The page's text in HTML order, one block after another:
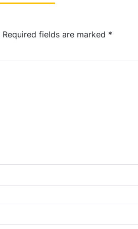
Required fields are marked *